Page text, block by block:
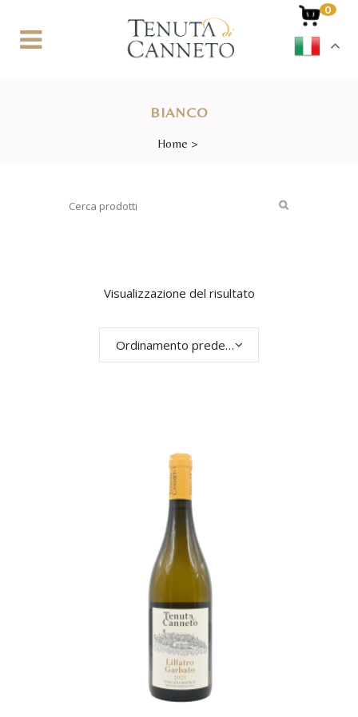
0
BIANCO
Home >
Visualizzazione del risultato
Ordinamento predefinito